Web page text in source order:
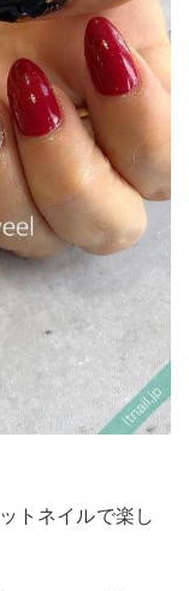
トネイルで楽し